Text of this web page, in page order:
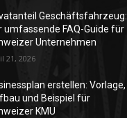
Geschäftsfahrzeug:
umfassende FAQ-Guide für
Unternehmen
21, 2026
erstellen: Vorlage,
und Beispiel für
KMU